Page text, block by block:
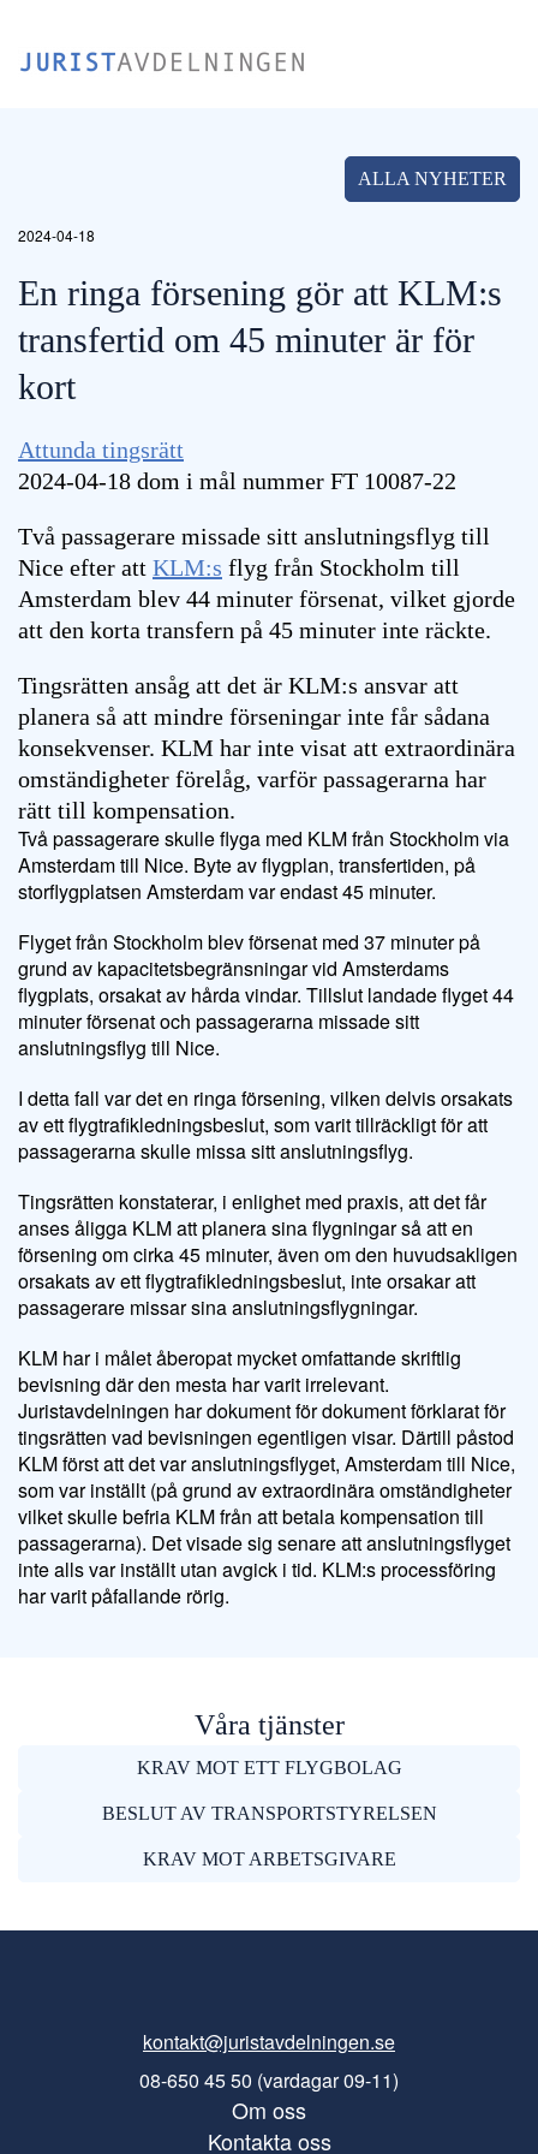
Skip
ALLA NYHETER
2024-04-18
En ringa försening gör att KLM:s
transfertid om 45 minuter är för
kort
Attunda tingsrätt
2024-04-18 dom i mål nummer FT 10087-22
Två passagerare missade sitt anslutningsflyg till
Nice efter att KLM:s flyg från Stockholm till
Amsterdam blev 44 minuter försenat, vilket gjorde
att den korta transfern på 45 minuter inte räckte.
Tingsrätten ansåg att det är KLM:s ansvar att
planera så att mindre förseningar inte får sådana
konsekvenser. KLM har inte visat att extraordinära
omständigheter förelåg, varför passagerarna har
rätt till kompensation.
Två passagerare skulle flyga med KLM från Stockholm via
Amsterdam till Nice. Byte av flygplan, transfertiden, på
storflygplatsen Amsterdam var endast 45 minuter.
Flyget från Stockholm blev försenat med 37 minuter på
grund av kapacitetsbegränsningar vid Amsterdams
flygplats, orsakat av hårda vindar. Tillslut landade flyget 44
minuter försenat och passagerarna missade sitt
anslutningsflyg till Nice.
I detta fall var det en ringa försening, vilken delvis orsakats
av ett flygtrafikledningsbeslut, som varit tillräckligt för att
passagerarna skulle missa sitt anslutningsflyg.
Tingsrätten konstaterar, i enlighet med praxis, att det får
anses åligga KLM att planera sina flygningar så att en
försening om cirka 45 minuter, även om den huvudsakligen
orsakats av ett flygtrafikledningsbeslut, inte orsakar att
passagerare missar sina anslutningsflygningar.
KLM har i målet åberopat mycket omfattande skriftlig
bevisning där den mesta har varit irrelevant.
Juristavdelningen har dokument för dokument förklarat för
tingsrätten vad bevisningen egentligen visar. Därtill påstod
KLM först att det var anslutningsflyget, Amsterdam till Nice,
som var inställt (på grund av extraordinära omständigheter
vilket skulle befria KLM från att betala kompensation till
passagerarna). Det visade sig senare att anslutningsflyget
inte alls var inställt utan avgick i tid. KLM:s processföring
har varit påfallande rörig.
Våra tjänster
KRAV MOT ETT FLYGBOLAG
BESLUT AV TRANSPORTSTYRELSEN
KRAV MOT ARBETSGIVARE
kontakt@juristavdelningen.se
08-650 45 50 (vardagar 09-11)
Om oss
Kontakta oss